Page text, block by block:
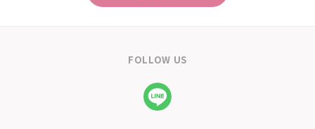
FOLLOW US